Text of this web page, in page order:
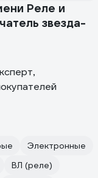
Реле и
звезда-
Электронные
ВЛ (реле)